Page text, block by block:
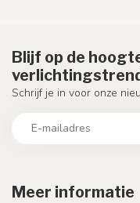
Meer informatie
Blijf op de
Schrijf je in voor onze